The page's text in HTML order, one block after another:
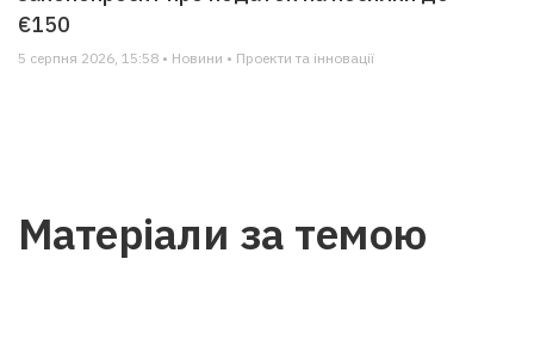
€150
5 серпня 2026, 15:58 • Новини • Проекти та інновації
Матеріали за темою